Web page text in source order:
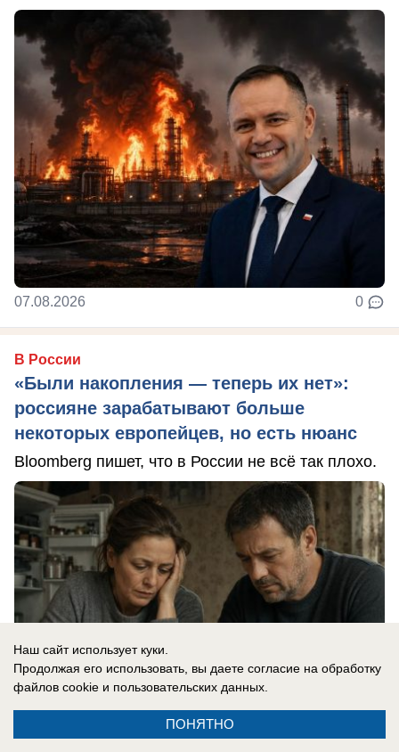
07.08.2026 0
В России
«Были накопления — теперь их нет»:
россияне зарабатывают больше
некоторых европейцев, но есть нюанс
Bloomberg пишет, что в России не всё так плохо.
Наш сайт использует куки.
Продолжая его использовать, вы даете согласие на обработку
файлов cookie и пользовательских данных.
ПОНЯТНО